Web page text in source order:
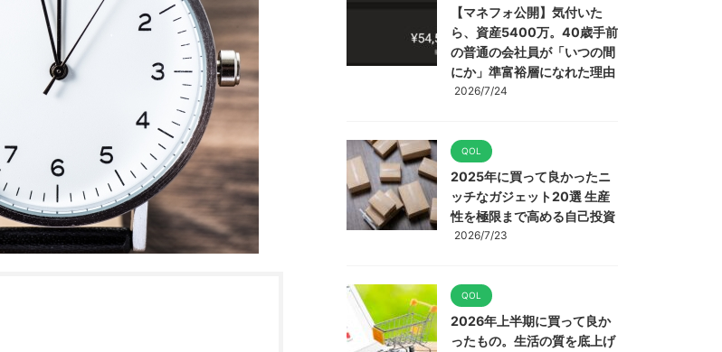
【マネフォ公開】気付いた
ら、資産5400万。40歳手前
の普通の会社員が「いつの間
にか」準富裕層になれた理由
2026/7/24
QOL
2025年に買って良かったニ
ッチなガジェット20選 生産
性を極限まで高める自己投資
2026/7/23
QOL
2026年上半期に買って良か
ったもの。生活の質を底上げ